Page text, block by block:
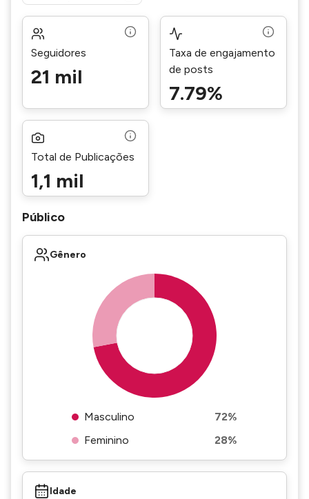
Seguidores
21 mil
Taxa de engajamento
de posts
7.79%
Total de Publicações
1,1 mil
Público
Gênero
Masculino
72%
Feminino
28%
Idade